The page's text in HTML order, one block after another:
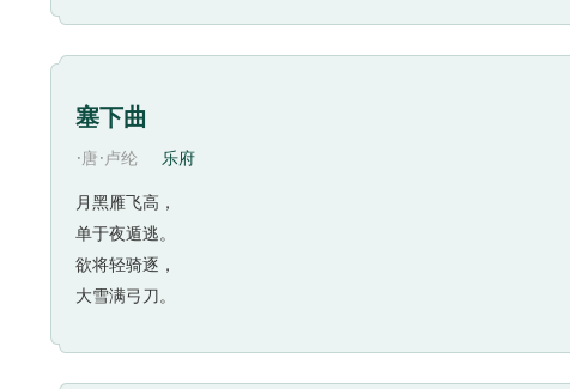
塞下曲
·唐·卢纶 乐府
月黑雁飞高，
单于夜遁逃。
欲将轻骑逐，
大雪满弓刀。